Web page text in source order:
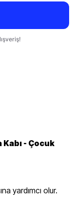
Kabı - Çocuk
yardımcı olur.